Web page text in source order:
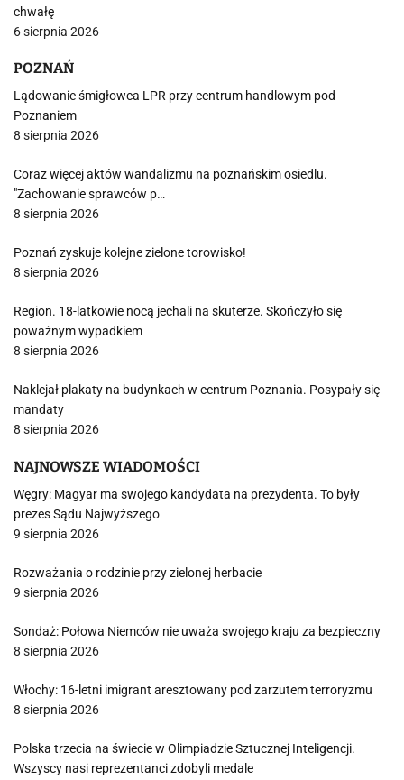
chwałę
6 sierpnia 2026
POZNAŃ
Lądowanie śmigłowca LPR przy centrum handlowym pod
Poznaniem
8 sierpnia 2026
Coraz więcej aktów wandalizmu na poznańskim osiedlu.
"Zachowanie sprawców p…
8 sierpnia 2026
Poznań zyskuje kolejne zielone torowisko!
8 sierpnia 2026
Region. 18-latkowie nocą jechali na skuterze. Skończyło się
poważnym wypadkiem
8 sierpnia 2026
Naklejał plakaty na budynkach w centrum Poznania. Posypały się
mandaty
8 sierpnia 2026
NAJNOWSZE WIADOMOŚCI
Węgry: Magyar ma swojego kandydata na prezydenta. To były
prezes Sądu Najwyższego
9 sierpnia 2026
Rozważania o rodzinie przy zielonej herbacie
9 sierpnia 2026
Sondaż: Połowa Niemców nie uważa swojego kraju za bezpieczny
8 sierpnia 2026
Włochy: 16-letni imigrant aresztowany pod zarzutem terroryzmu
8 sierpnia 2026
Polska trzecia na świecie w Olimpiadzie Sztucznej Inteligencji.
Wszyscy nasi reprezentanci zdobyli medale